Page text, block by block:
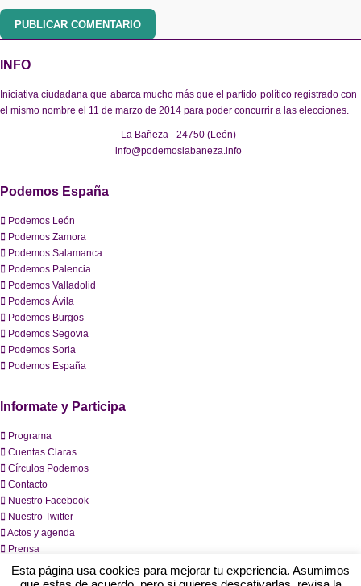
PUBLICAR COMENTARIO
INFO
Iniciativa ciudadana que abarca mucho más que el partido político registrado con
el mismo nombre el 11 de marzo de 2014 para poder concurrir a las elecciones.
La Bañeza - 24750 (León)
info@podemoslabaneza.info
Podemos España
Podemos León
Podemos Zamora
Podemos Salamanca
Podemos Palencia
Podemos Valladolid
Podemos Ávila
Podemos Burgos
Podemos Segovia
Podemos Soria
Podemos España
Informate y Participa
Programa
Cuentas Claras
Círculos Podemos
Contacto
Nuestro Facebook
Nuestro Twitter
Actos y agenda
Prensa
Esta página usa cookies para mejorar tu experiencia. Asumimos